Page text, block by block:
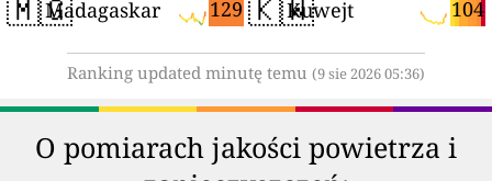
129
Madagaskar 104
Kuwejt
Ranking updated minutę temu (9 sie 2026 05:36)
O pomiarach jakości powietrza i